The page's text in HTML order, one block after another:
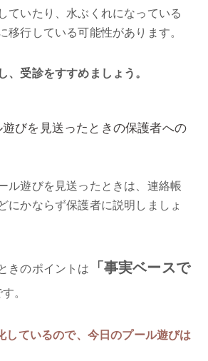
ていたり、水ぶくれになっている
移行している可能性があります。
、受診をすすめましょう。
びを見送ったときの保護者への
ル遊びを見送ったときは、連絡帳
にかならず保護者に説明しましょ
きのポイントは
「事実ベースで
。
しているので、今日のプール遊びは